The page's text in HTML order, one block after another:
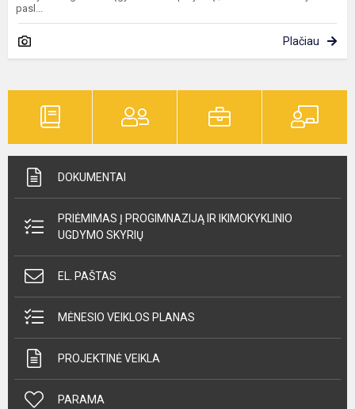
pasl...
Plačiau
DOKUMENTAI
PRIĖMIMAS Į PROGIMNAZIJĄ IR IKIMOKYKLINIO
UGDYMO SKYRIŲ
EL. PAŠTAS
MĖNESIO VEIKLOS PLANAS
PROJEKTINĖ VEIKLA
PARAMA